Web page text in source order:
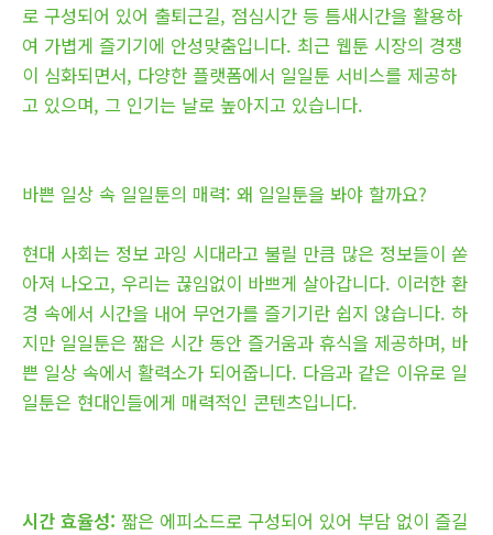
로 구성되어 있어 출퇴근길, 점심시간 등 틈새시간을 활용하
여 가볍게 즐기기에 안성맞춤입니다. 최근 웹툰 시장의 경쟁
이 심화되면서, 다양한 플랫폼에서 일일툰 서비스를 제공하
고 있으며, 그 인기는 날로 높아지고 있습니다.
바쁜 일상 속 일일툰의 매력: 왜 일일툰을 봐야 할까요?
현대 사회는 정보 과잉 시대라고 불릴 만큼 많은 정보들이 쏟
아져 나오고, 우리는 끊임없이 바쁘게 살아갑니다. 이러한 환
경 속에서 시간을 내어 무언가를 즐기기란 쉽지 않습니다. 하
지만 일일툰은 짧은 시간 동안 즐거움과 휴식을 제공하며, 바
쁜 일상 속에서 활력소가 되어줍니다. 다음과 같은 이유로 일
일툰은 현대인들에게 매력적인 콘텐츠입니다.
시간 효율성: 짧은 에피소드로 구성되어 있어 부담 없이 즐길